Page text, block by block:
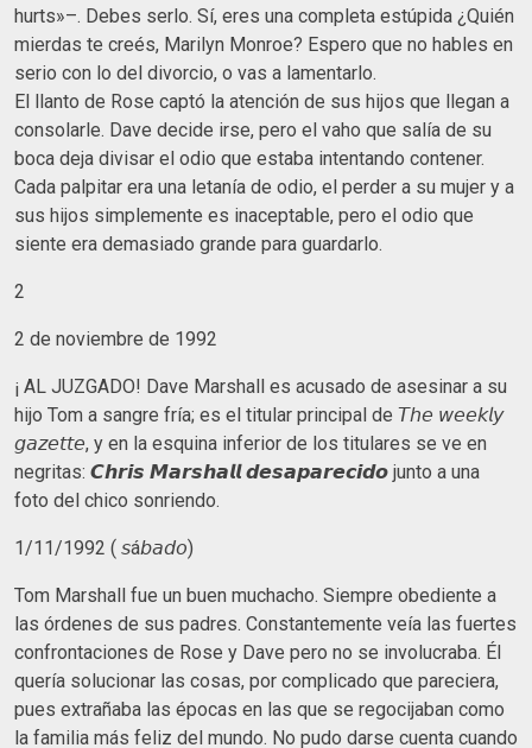
hurts»–. Debes serlo. Sí, eres una completa estúpida ¿Quién
mierdas te creés, Marilyn Monroe? Espero que no hables en
serio con lo del divorcio, o vas a lamentarlo.
El llanto de Rose captó la atención de sus hijos que llegan a
consolarle. Dave decide irse, pero el vaho que salía de su
boca deja divisar el odio que estaba intentando contener.
Cada palpitar era una letanía de odio, el perder a su mujer y a
sus hijos simplemente es inaceptable, pero el odio que
siente era demasiado grande para guardarlo.
2
2 de noviembre de 1992
¡ AL JUZGADO! Dave Marshall es acusado de asesinar a su
hijo Tom a sangre fría; es el titular principal de 𝘛𝘩𝘦 𝘸𝘦𝘦𝘬𝘭𝘺
𝘨𝘢𝘻𝘦𝘵𝘵𝘦, y en la esquina inferior de los titulares se ve en
negritas: 𝘾𝙝𝙧𝙞𝙨 𝙈𝙖𝙧𝙨𝙝𝙖𝙡𝙡 𝙙𝙚𝙨𝙖𝙥𝙖𝙧𝙚𝙘𝙞𝙙𝙤 junto a una
foto del chico sonriendo.
1/11/1992 ( 𝘴á𝘣𝘢𝘥𝘰)
Tom Marshall fue un buen muchacho. Siempre obediente a
las órdenes de sus padres. Constantemente veía las fuertes
confrontaciones de Rose y Dave pero no se involucraba. Él
quería solucionar las cosas, por complicado que pareciera,
pues extrañaba las épocas en las que se regocijaban como
la familia más feliz del mundo. No pudo darse cuenta cuando